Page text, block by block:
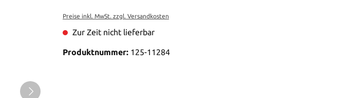
Preise inkl. MwSt. zzgl. Versandkosten
Zur Zeit nicht lieferbar
Produktnummer: 125-11284